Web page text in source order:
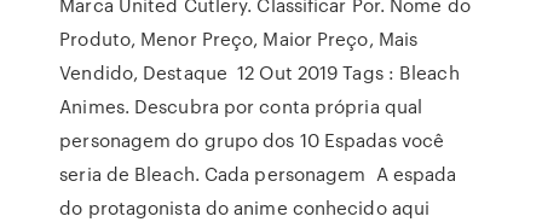
Produto, Menor Preço, Maior Preço, Mais
Vendido, Destaque 12 Out 2019 Tags : Bleach
Animes. Descubra por conta própria qual
personagem do grupo dos 10 Espadas você
seria de Bleach. Cada personagem A espada
do protagonista do anime conhecido aqui